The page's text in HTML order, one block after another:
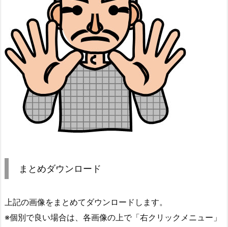
まとめダウンロード
上記の画像をまとめてダウンロードします。
※個別で良い場合は、各画像の上で「右クリックメニュー」